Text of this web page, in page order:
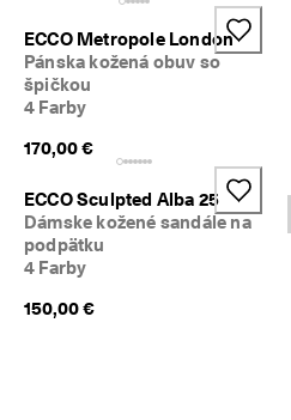
ECCO Metropole London
Pánska kožená obuv so
špičkou
4 Farby
170,00 €
ECCO Sculpted Alba 25
Dámske kožené sandále na
podpätku
4 Farby
150,00 €